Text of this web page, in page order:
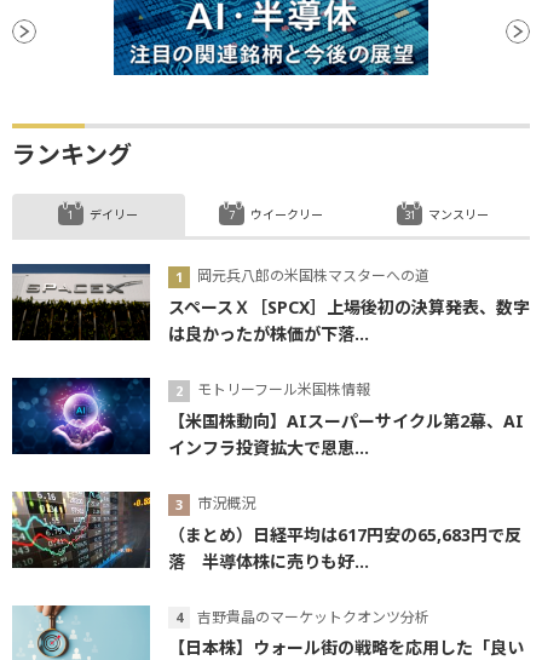
ランキング
デイリー
岡元兵八郎の米国株マスターへの道
スペースＸ［SPCX］上場後初の決算発表、数字
は良かったが株価が下落...
モトリーフール米国株情報
【米国株動向】AIスーパーサイクル第2幕、AI
インフラ投資拡大で恩恵...
市況概況
（まとめ）日経平均は617円安の65,683円で反
落 半導体株に売りも好...
吉野貴晶のマーケットクオンツ分析
【日本株】ウォール街の戦略を応用した「良い
ウイークリー マンスリー